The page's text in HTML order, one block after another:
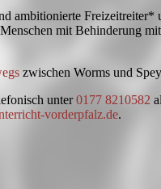
ambitionierte Freizeitreiter*
mit Behinderung
zwischen Worms und
unter0177 8210582
vorderpfalz.de.